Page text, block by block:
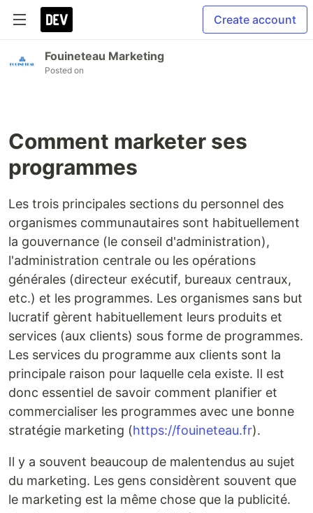
Create account
Fouineteau Marketing
Posted on
Comment marketer ses
programmes
Les trois principales sections du personnel des
organismes communautaires sont habituellement
la gouvernance (le conseil d'administration),
l'administration centrale ou les opérations
générales (directeur exécutif, bureaux centraux,
etc.) et les programmes. Les organismes sans but
lucratif gèrent habituellement leurs produits et
services (aux clients) sous forme de programmes.
Les services du programme aux clients sont la
principale raison pour laquelle cela existe. Il est
donc essentiel de savoir comment planifier et
commercialiser les programmes avec une bonne
stratégie marketing (https://fouineteau.fr).
Il y a souvent beaucoup de malentendus au sujet
du marketing. Les gens considèrent souvent que
le marketing est la même chose que la publicité.